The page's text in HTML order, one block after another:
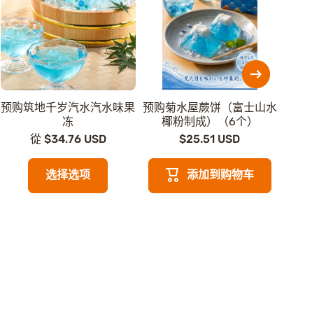
预购筑地千岁汽水汽水味果
冻
從 $34.76 USD
选择选项
预购菊水屋蕨饼（富士山水
椰粉制成）（6个）
$25.51 USD
添加到购物车